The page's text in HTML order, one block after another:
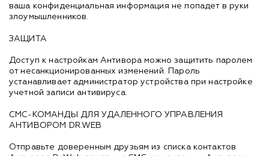
ваша конфиденциальная информация не попадет в руки
злоумышленников.
ЗАЩИТА
Доступ к настройкам Антивора можно защитить паролем
от несанкционированных изменений. Пароль
устанавливает администратор устройства при настройке
учетной записи антивируса.
СМС-КОМАНДЫ ДЛЯ УДАЛЕННОГО УПРАВЛЕНИЯ
АНТИВОРОМ DR.WEB
Отправьте доверенным друзьям из списка контактов